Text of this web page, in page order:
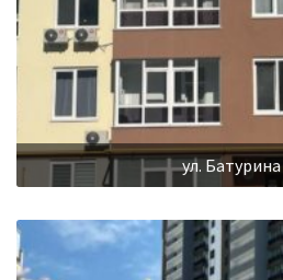
ул. Батурина